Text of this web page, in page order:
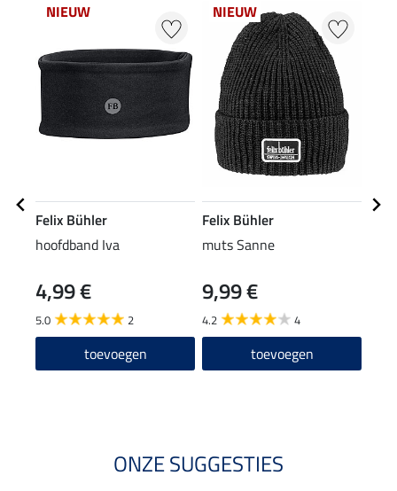
NIEUW
Felix Bühler
hoofdband Iva
4,99 €
5.0 2
toevoegen
NIEUW
Felix Bühler
muts Sanne
9,99 €
4.2 4
toevoegen
ONZE SUGGESTIES